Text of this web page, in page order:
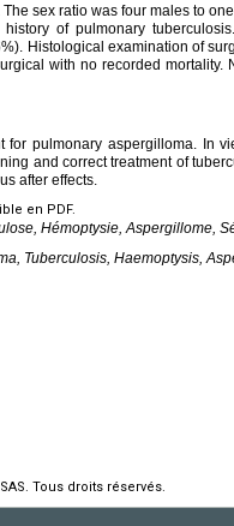
sex ratio was four males to
of pulmonary
Histological examination of
with no recorded
for pulmonary aspergilloma. In
and correct treatment of
after effects.
en PDF.
Hémoptysie, Aspergillome,
Tuberculosis, Haemoptysis,
Tous droits réservés.